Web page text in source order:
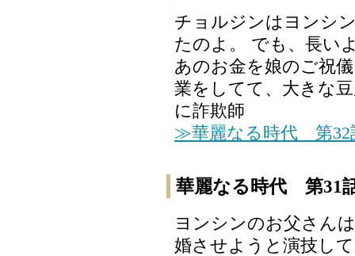
チョルジンはヨンシ
たのよ。 でも、長い
あのお金を娘のご祝
業をしてて、大きな
に詐欺師
≫華麗なる時代 第32
華麗なる時代 第31
ヨンシンのお父さん
婚させようと演技し